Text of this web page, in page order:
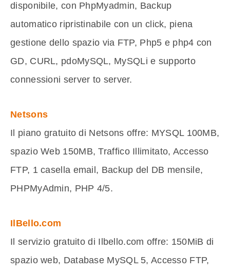
disponibile, con PhpMyadmin, Backup
automatico ripristinabile con un click, piena
gestione dello spazio via FTP, Php5 e php4 con
GD, CURL, pdoMySQL, MySQLi e supporto
connessioni server to server.
Netsons
Il piano gratuito di Netsons offre: MYSQL 100MB,
spazio Web 150MB, Traffico Illimitato, Accesso
FTP, 1 casella email, Backup del DB mensile,
PHPMyAdmin, PHP 4/5.
IlBello.com
Il servizio gratuito di Ilbello.com offre: 150MiB di
spazio web, Database MySQL 5, Accesso FTP,